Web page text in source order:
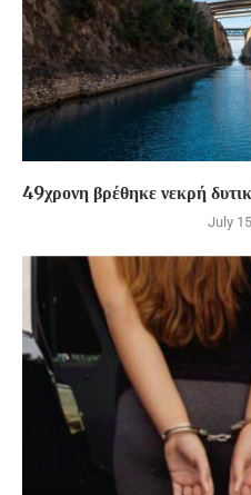
49χρονη βρέθηκε νεκρή
July